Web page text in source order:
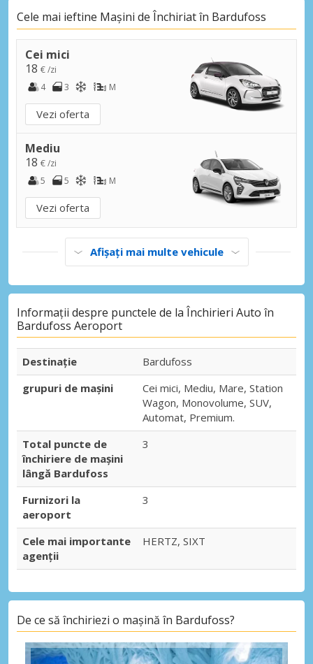
Cele mai ieftine Mașini de Închiriat în Bardufoss
Cei mici
18 € /zi
4
3 M
Vezi oferta
Mediu
18 € /zi
5
5 M
Vezi oferta
Afișați mai multe vehicule
Informații despre punctele de la Închirieri Auto în
Bardufoss Aeroport
Destinaţie
Bardufoss
grupuri de mașini
Cei mici, Mediu, Mare, Station
Wagon, Monovolume, SUV,
Automat, Premium.
Total puncte de
închiriere de mașini
lângă Bardufoss
3
Furnizori la
aeroport
3
Cele mai importante
agenții
HERTZ, SIXT
De ce să închiriezi o mașină în Bardufoss?